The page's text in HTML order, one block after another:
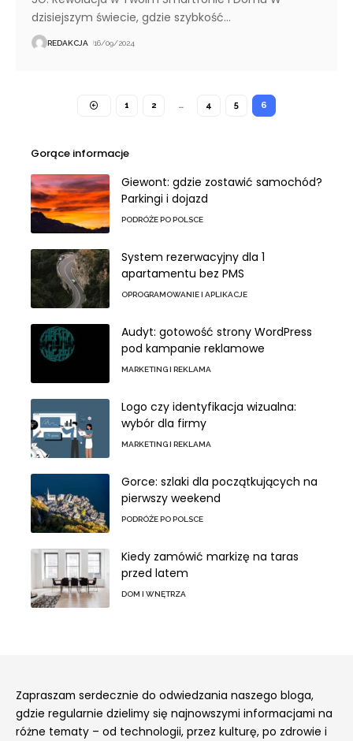
dzisiejszym świecie, gdzie szybkość…
REDAKCJA 16/09/2024
1 2 … 4 5 6
Gorące informacje
Giewont: gdzie zostawić samochód?
Parkingi i dojazd
PODRÓŻE PO POLSCE
System rezerwacyjny dla 1
apartamentu bez PMS
OPROGRAMOWANIE I APLIKACJE
Audyt: gotowość strony WordPress
pod kampanie reklamowe
MARKETING I REKLAMA
Logo czy identyfikacja wizualna:
wybór dla firmy
MARKETING I REKLAMA
Gorce: szlaki dla początkujących na
pierwszy weekend
PODRÓŻE PO POLSCE
Kiedy zamówić markizę na taras
przed latem
DOM I WNĘTRZA
Zapraszam serdecznie do odwiedzania naszego bloga,
gdzie regularnie dzielimy się najnowszymi informacjami na
różne tematy – od technologii, przez kulturę, po zdrowie i